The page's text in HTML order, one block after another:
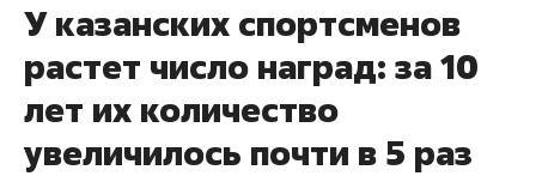
У казанских спортсменов
растет число наград: за 10
лет их количество
увеличилось почти в 5 раз